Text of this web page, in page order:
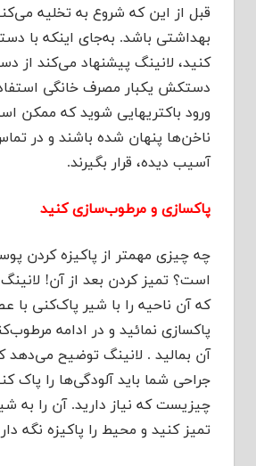
قبل از این که شروع به تخلیه
بهداشتی باشد. به‌جای اینکه با
کنید، لانینگ پیشنهاد می‌کند از
دستکش یکبار مصرف خانگی
ورود باکتریهایی شوید که ممکن
ناخن‌ها پنهان شده باشند و در
آسیب دیده، قرار بگیرند.
پاکسازی و مرطوب‌سازی کنید
چه چیزی مهمتر از پاکیزه کردن
است؟ تمیز کردن بعد از آن!
که آن ناحیه را با شیر پاک‌کنی با
پاکسازی نمائید و در ادامه
آن بمالید . لانینگ توضیح می‌دهد
جراحی شما باید آلودگی‌ها را پاک
چیزیست که نیاز دارید. آن را به
تمیز کنید و محیط را پاکیزه نگه